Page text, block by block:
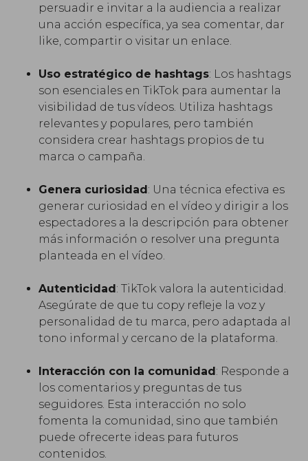
persuadir e invitar a la audiencia a realizar
una acción específica, ya sea comentar, dar
like, compartir o visitar un enlace.
Uso estratégico de hashtags: Los hashtags
son esenciales en TikTok para aumentar la
visibilidad de tus vídeos. Utiliza hashtags
relevantes y populares, pero también
considera crear hashtags propios de tu
marca o campaña.
Genera curiosidad: Una técnica efectiva es
generar curiosidad en el vídeo y dirigir a los
espectadores a la descripción para obtener
más información o resolver una pregunta
planteada en el vídeo.
Autenticidad: TikTok valora la autenticidad.
Asegúrate de que tu copy refleje la voz y
personalidad de tu marca, pero adaptada al
tono informal y cercano de la plataforma.
Interacción con la comunidad: Responde a
los comentarios y preguntas de tus
seguidores. Esta interacción no solo
fomenta la comunidad, sino que también
puede ofrecerte ideas para futuros
contenidos.